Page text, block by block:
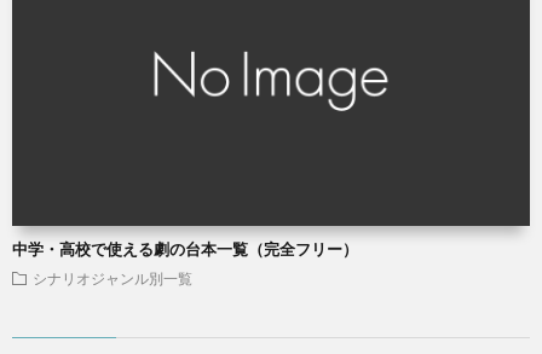
中学・高校で使える劇の台本一覧（完全フリー）
シナリオジャンル別一覧